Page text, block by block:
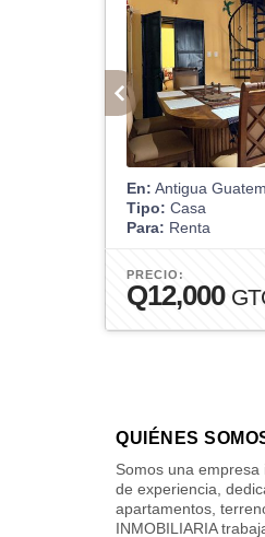
En: Antigua
Tipo: Casa
Para: Renta
PRECIO:
Q12,000
QUIÉNES
Somos una
de experiencia,
apartamentos,
INMOBILIARIA